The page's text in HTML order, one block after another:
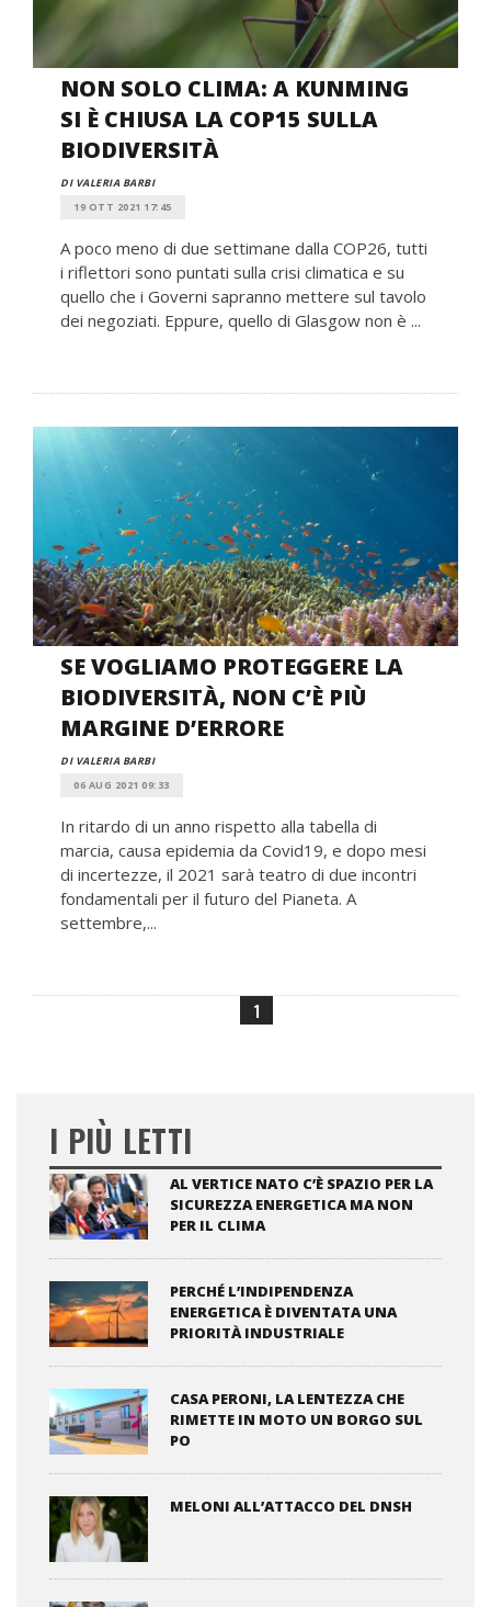
NON SOLO CLIMA: A KUNMING
SI È CHIUSA LA COP15 SULLA
BIODIVERSITÀ
DI VALERIA BARBI
19 OTT 2021 17:45
A poco meno di due settimane dalla COP26, tutti
i riflettori sono puntati sulla crisi climatica e su
quello che i Governi sapranno mettere sul tavolo
dei negoziati. Eppure, quello di Glasgow non è ...
SE VOGLIAMO PROTEGGERE LA
BIODIVERSITÀ, NON C’È PIÙ
MARGINE D’ERRORE
DI VALERIA BARBI
06 AUG 2021 09:33
In ritardo di un anno rispetto alla tabella di
marcia, causa epidemia da Covid19, e dopo mesi
di incertezze, il 2021 sarà teatro di due incontri
fondamentali per il futuro del Pianeta. A
settembre,...
1
I PIÙ LETTI
AL VERTICE NATO C’È SPAZIO PER LA
SICUREZZA ENERGETICA MA NON
PER IL CLIMA
PERCHÉ L’INDIPENDENZA
ENERGETICA È DIVENTATA UNA
PRIORITÀ INDUSTRIALE
CASA PERONI, LA LENTEZZA CHE
RIMETTE IN MOTO UN BORGO SUL
PO
MELONI ALL’ATTACCO DEL DNSH